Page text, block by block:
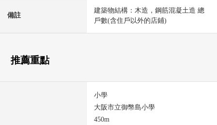
備註
建築物結構：木造，鋼筋混凝土造 總
戶數(含住戶以外的店鋪)
推薦重點
小學
大阪市立御幣島小學
450m